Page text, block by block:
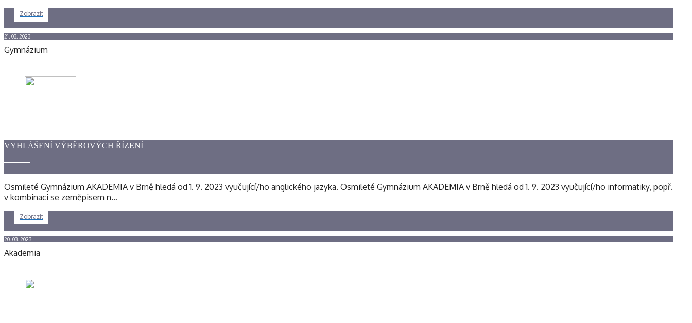
Zobrazit
21. 03. 2023
Gymnázium
VYHLÁŠENÍ VÝBĚROVÝCH ŘÍZENÍ
Osmileté Gymnázium AKADEMIA v Brně hledá od 1. 9. 2023 vyučující/ho anglického jazyka. Osmileté Gymnázium AKADEMIA v Brně hledá od 1. 9. 2023 vyučující/ho informatiky, popř.
v kombinaci se zeměpisem n…
Zobrazit
20. 03. 2023
Akademia